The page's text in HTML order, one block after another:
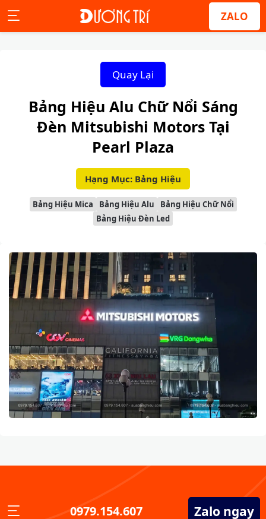
ZALO
Quay Lại
Bảng Hiệu Alu Chữ Nổi Sáng
Đèn Mitsubishi Motors Tại
Pearl Plaza
Hạng Mục: Bảng Hiệu
Bảng Hiệu Mica Bảng Hiệu Alu
Bảng Hiệu Chữ Nổi
Bảng Hiệu Đèn Led
0979.154.607 Zalo ngay